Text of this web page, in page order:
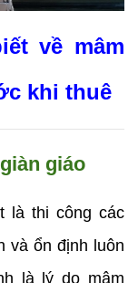
về mâm
khi thuê
giáo
là thi công các
và ổn định luôn
là lý do mâm